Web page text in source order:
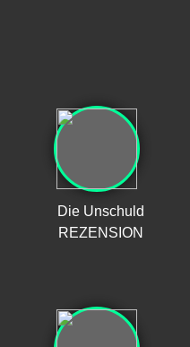
Die Unschuld
REZENSION